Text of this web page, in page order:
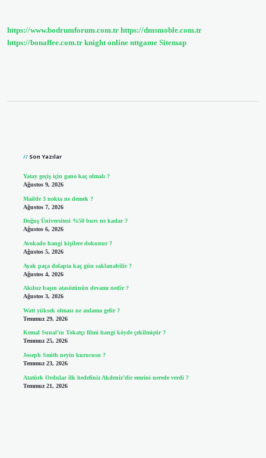
https://www.bodrumforum.com.tr https://dmsmoble.com.tr
https://bonaffee.com.tr knight online nttgame Sitemap
Son Yazılar
Yatay geçiş için gano kaç olmalı ?
Ağustos 9, 2026
Mailde 3 nokta ne demek ?
Ağustos 7, 2026
Doğuş Üniversitesi %50 burs ne kadar ?
Ağustos 6, 2026
Avokado hangi kişilere dokunur ?
Ağustos 5, 2026
Ayak paça dolapta kaç gün saklanabilir ?
Ağustos 4, 2026
Akılsız başın atasözünün devamı nedir ?
Ağustos 3, 2026
Watt yüksek olması ne anlama gelir ?
Temmuz 29, 2026
Kemal Sunal’ın Tokatçı filmi hangi köyde çekilmiştir ?
Temmuz 25, 2026
Joseph Smith neyin kurucusu ?
Temmuz 23, 2026
Atatürk Ordular ilk hedefiniz Akdeniz’dir emrini nerede verdi ?
Temmuz 21, 2026